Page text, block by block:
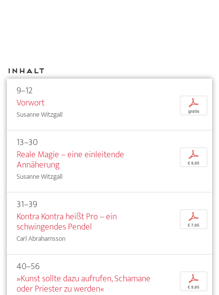
Inhalt
9–12
Vorwort
Susanne Witzgall
p
gratis
13–30
Reale Magie – eine einleitende
Annäherung
Susanne Witzgall
p
€ 9,95
31–39
Kontra Kontra heißt Pro – ein
schwingendes Pendel
Carl Abrahamsson
p
€ 7,95
40–56
»Kunst sollte dazu aufrufen, Schamane
oder Priester zu werden«
p
€ 9,95